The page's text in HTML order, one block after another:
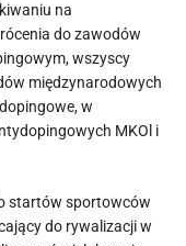
na
do zawodów
wszyscy
międzynarodowych
w
MKOl i
startów sportowców
do rywalizacji w